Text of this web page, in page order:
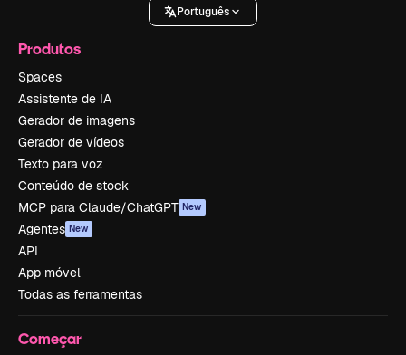
Português
Produtos
Spaces
Assistente de IA
Gerador de imagens
Gerador de vídeos
Texto para voz
Conteúdo de stock
MCP para Claude/ChatGPT New
Agentes New
API
App móvel
Todas as ferramentas
Começar